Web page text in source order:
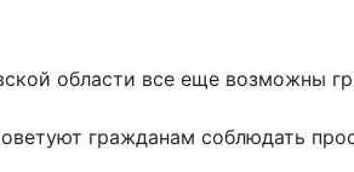
области все еще возможны
гражданам соблюдать